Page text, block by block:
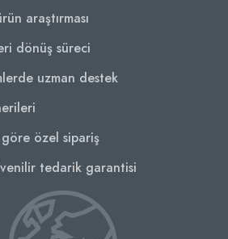
araştırması
dönüş süreci
uzman destek
özel sipariş
tedarik garantisi